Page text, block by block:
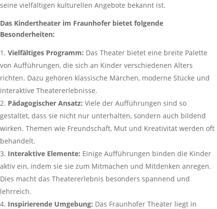
seine vielfältigen kulturellen Angebote bekannt ist.
Das Kindertheater im Fraunhofer bietet folgende
Besonderheiten:
Vielfältiges Programm: Das Theater bietet eine breite Palette
von Aufführungen, die sich an Kinder verschiedenen Alters
richten. Dazu gehören klassische Märchen, moderne Stücke und
interaktive Theatererlebnisse.
Pädagogischer Ansatz: Viele der Aufführungen sind so
gestaltet, dass sie nicht nur unterhalten, sondern auch bildend
wirken. Themen wie Freundschaft, Mut und Kreativität werden oft
behandelt.
Interaktive Elemente: Einige Aufführungen binden die Kinder
aktiv ein, indem sie sie zum Mitmachen und Mitdenken anregen.
Dies macht das Theatererlebnis besonders spannend und
lehrreich.
Inspirierende Umgebung: Das Fraunhofer Theater liegt in